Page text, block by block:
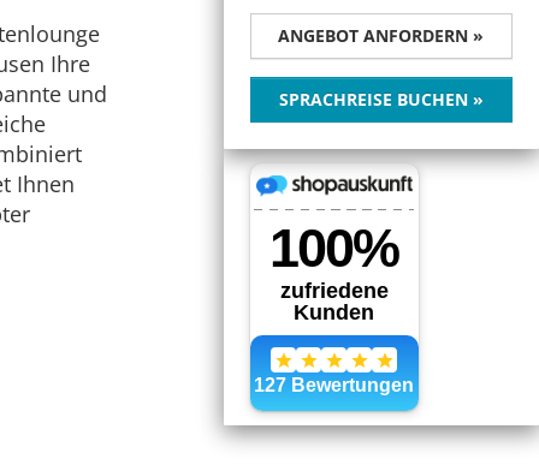
Ihre
und
Ihnen
ANGEBOT ANFORDERN »
SPRACHREISE BUCHEN »